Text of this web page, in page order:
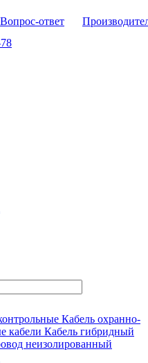
Вопрос-ответ
Кабель охранно-
кабели Кабель гибридный
неизолированный